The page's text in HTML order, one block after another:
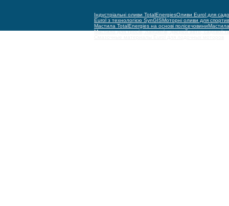
Індустріальні оливи TotalEnergiesОливи Eurol для
Eurol з технологією SynGISМоторні оливи для
Мастила TotalEnergies на основі полісечовини
Мастило для тросів, ланцюгів, дверей авто, садової